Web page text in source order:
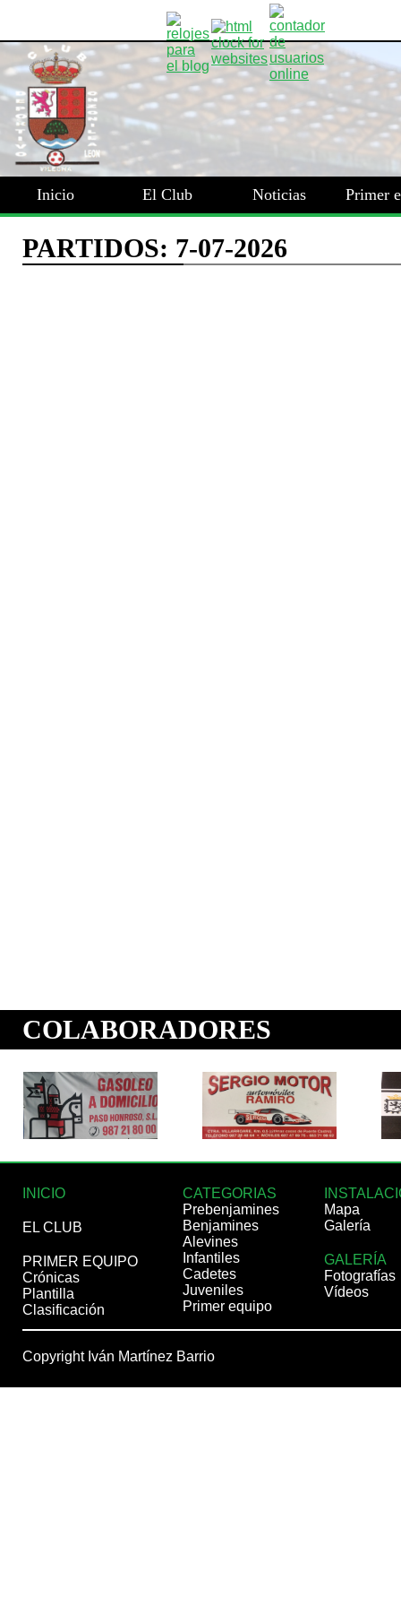
Inicio El Club Noticias Primer
INICIO
EL CLUB
PRIMER EQUIPO
Crónicas
Plantilla
Clasificación
CATEGORIAS
Prebenjamines
Benjamines
Alevines
Infantiles
Cadetes
Juveniles
Primer equipo
Mapa
Galería
GALERÍA
Fotografías
Vídeos
Copyright Iván Martínez Barrio